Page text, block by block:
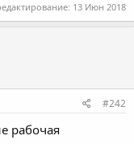
13 Июн 2018
#242
рабочая